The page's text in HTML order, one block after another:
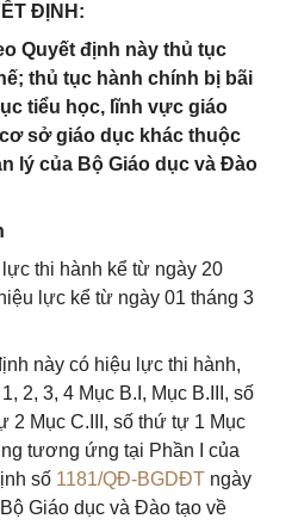
ĐỊNH:
Quyết định này thủ tục
thủ tục hành chính bị bãi
tiểu học, lĩnh vực giáo
sở giáo dục khác thuộc
lý của Bộ Giáo dục và Đào
thi hành kể từ ngày 20
lực kể từ ngày 01 tháng 3
này có hiệu lực thi hành,
2, 3, 4 Mục B.I, Mục B.III, số
2 Mục C.III, số thứ tự 1 Mục
tương ứng tại Phần I của
số 1181/QĐ-BGDĐT ngày
Giáo dục và Đào tạo về